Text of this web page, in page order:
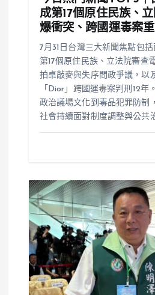
成第17個原住民族、
爆衝突、跨國運毒案
7月31日台灣三大新聞焦點包
第17個原住民族、立法院審查
拍桌敲麥與失序問政爭議，以
「Dior」跨國運毒案判刑12年
政治議場文化到毒品犯罪防制
社會持續面對制度調整與公共